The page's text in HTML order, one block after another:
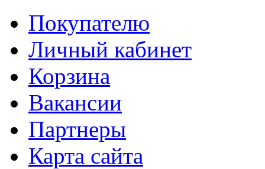
Покупателю
Личный кабинет
Корзина
Вакансии
Партнеры
Карта сайта